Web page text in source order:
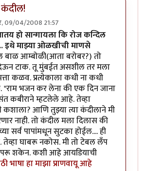
कंदील!
09/04/2008 21:57
byआंबोळी
हो सान्गायला कि रोज कन्दिल
इथे माझ्या ओळखीची माणसे
बाळ आम्बोळी(आता बरोबर?) तो
टाक. तू मुंबईत असशील तर मला
कळव. प्रत्येकाला कधी ना कधी
भजन कर लेना की एक दिन जाना
कबीराने म्हटलेले आहे. तेव्हा
कशाला? आणि तुझ्या त्या कंदीलाने मी
नाही. तो कंदील मला दिलास की
सर्व पापांमधून सुटका होईल.... ही
घाबरू नकोस. मी तो टेबल लॅंप
शकेन. कशी आहे आयडियाची
भाषा हा माझा प्राणवायू आहे